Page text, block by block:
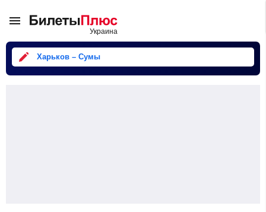
Харьков – Сумы